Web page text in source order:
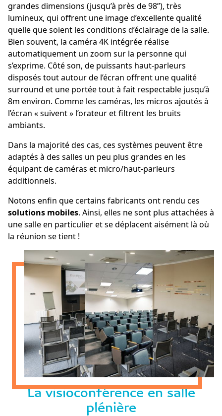
grandes dimensions (jusqu’à près de 98’’), très
lumineux, qui offrent une image d’excellente qualité
quelle que soient les conditions d’éclairage de la salle.
Bien souvent, la caméra 4K intégrée réalise
automatiquement un zoom sur la personne qui
s’exprime. Côté son, de puissants haut-parleurs
disposés tout autour de l’écran offrent une qualité
surround et une portée tout à fait respectable jusqu’à
8m environ. Comme les caméras, les micros ajoutés à
l’écran « suivent » l’orateur et filtrent les bruits
ambiants.
Dans la majorité des cas, ces systèmes peuvent être
adaptés à des salles un peu plus grandes en les
équipant de caméras et micro/haut-parleurs
additionnels.
Notons enfin que certains fabricants ont rendu ces
solutions mobiles. Ainsi, elles ne sont plus attachées à
une salle en particulier et se déplacent aisément là où
la réunion se tient !
La visioconférence en salle
plénière